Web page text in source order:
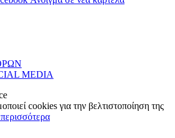
MEDIA
cookies για την βελτιστοποίηση της